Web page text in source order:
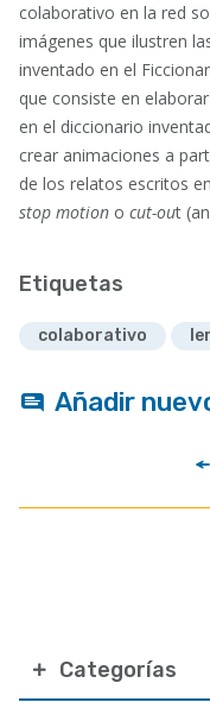
Categorías
colaborativo en la red
imágenes que ilustren
inventado en el
que consiste en
en el diccionario
crear animaciones a
de los relatos escritos
stop motion o cut-out
Etiquetas
colaborativo
Añadir